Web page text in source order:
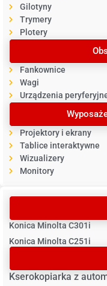
Gilotyny
Trymery
Plotery
Fankownice
Wagi
Urządzenia
Projektory i ekrany
Tablice interaktywne
Wizualizery
Monitory
Konica Minolta C301i
Konica Minolta C251i
Kserokopiarka z